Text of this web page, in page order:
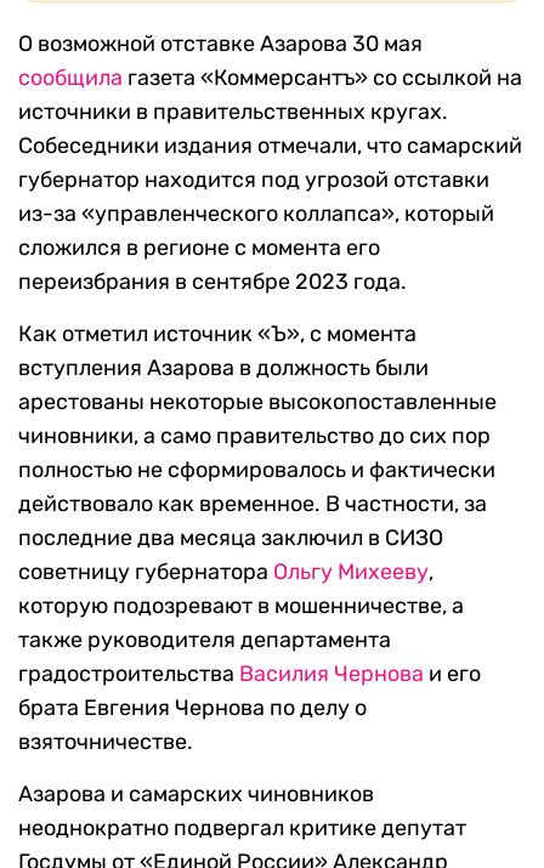
О возможной отставке Азарова 30 мая
сообщила газета «Коммерсантъ» со ссылкой на
источники в правительственных кругах.
Собеседники издания отмечали, что самарский
губернатор находится под угрозой отставки
из-за «управленческого коллапса», который
сложился в регионе с момента его
переизбрания в сентябре 2023 года.
Как отметил источник «Ъ», с момента
вступления Азарова в должность были
арестованы некоторые высокопоставленные
чиновники, а само правительство до сих пор
полностью не сформировалось и фактически
действовало как временное. В частности, за
последние два месяца заключил в СИЗО
советницу губернатора Ольгу Михееву,
которую подозревают в мошенничестве, а
также руководителя департамента
градостроительства Василия Чернова и его
брата Евгения Чернова по делу о
взяточничестве.
Азарова и самарских чиновников
неоднократно подвергал критике депутат
Госдумы от «Единой России» Александр